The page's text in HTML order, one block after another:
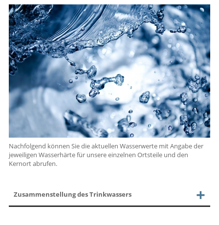
Nachfolgend können Sie die aktuellen Wasserwerte mit Angabe der
jeweiligen Wasserhärte für unsere einzelnen Ortsteile und den
Kernort abrufen.
Zusammenstellung des Trinkwassers